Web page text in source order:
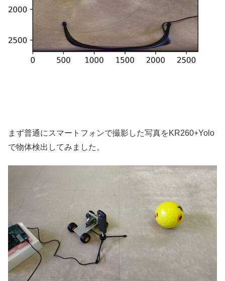
まず普通にスマートフォンで撮影した写真をKR260+Yolo
で物体検出してみました。